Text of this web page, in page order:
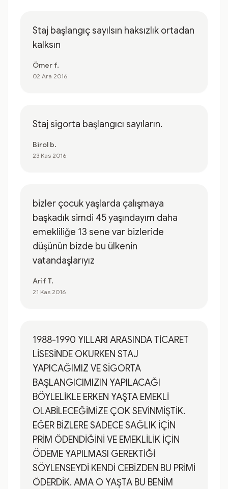
Staj başlangıç sayılsın haksızlık ortadan
kalksın
Ömer f.
02 Ara 2016
Staj sigorta başlangıcı sayıların.
Birol b.
23 Kas 2016
bizler çocuk yaşlarda çalışmaya
başkadık simdi 45 yaşındayım daha
emekliliğe 13 sene var bizleride
düşünün bizde bu ülkenin
vatandaşlarıyız
Arif T.
21 Kas 2016
1988-1990 YILLARI ARASINDA TİCARET
LİSESİNDE OKURKEN STAJ
YAPICAĞIMIZ VE SİGORTA
BAŞLANGICIMIZIN YAPILACAĞI
BÖYLELİKLE ERKEN YAŞTA EMEKLİ
OLABİLECEĞİMİZE ÇOK SEVİNMİŞTİK.
EĞER BİZLERE SADECE SAĞLIK İÇİN
PRİM ÖDENDİĞİNİ VE EMEKLİLİK İÇİN
ÖDEME YAPILMASI GEREKTİĞİ
SÖYLENSEYDİ KENDİ CEBİZDEN BU PRİMİ
ÖDERDİK. AMA O YAŞTA BU BENİM